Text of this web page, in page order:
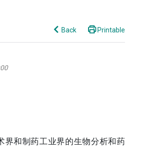
Back Printable
界和制药工业界的生物分析和药